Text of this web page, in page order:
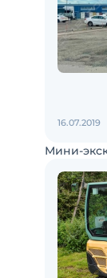
16.07.2019
Мини-